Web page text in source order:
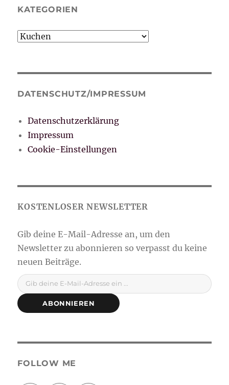
KATEGORIEN
Kategorien
DATENSCHUTZ/IMPRESSUM
Datenschutzerklärung
Impressum
Cookie-Einstellungen
Gib deine E-Mail-Adresse ein ...
ABONNIEREN
FOLLOW ME